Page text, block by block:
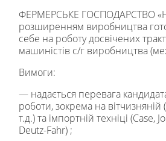
ФЕРМЕРСЬКЕ ГОСПОДАРСТВО
розширенням виробництва
себе на роботу досвічених
машиністів с/г виробництва
Вимоги:
— надається перевага
роботи, зокрема на
т.д.) та імпортній техніці (Case,
Deutz-Fahr) ;